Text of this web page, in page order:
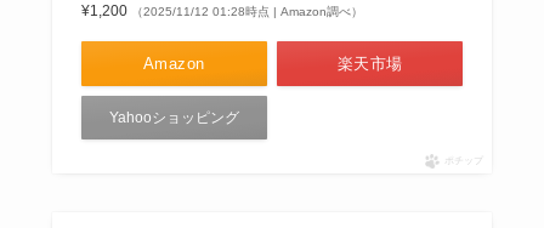
¥1,200
（2025/11/12 01:28時点 | Amazon調べ）
Amazon 楽天市場
Yahooショッピング
ポチップ